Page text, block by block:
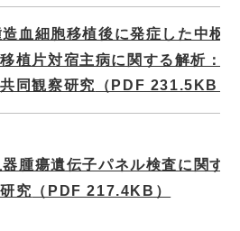
造血細胞移植後に発症した中枢
植片対宿主病に関する解析：
同観察研究
（PDF 231.5KB）
腫瘍遺伝子パネル検査に関す
究 （PDF 217.4KB）